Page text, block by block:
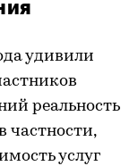
удивили
реальность
частности,
услуг